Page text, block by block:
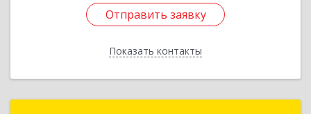
Отправить заявку
Показать контакты
Отправить заявку
Назад